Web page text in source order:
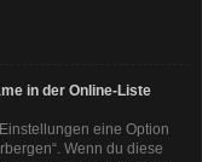
in der Online-Liste
eine Option
Wenn du diese